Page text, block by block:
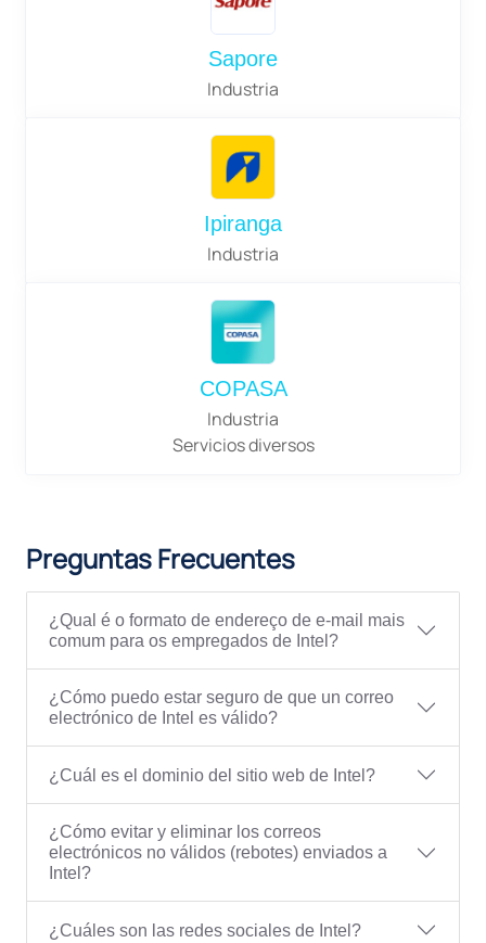
Sapore
Industria
Ipiranga
Industria
COPASA
Industria
Servicios diversos
Preguntas Frecuentes
¿Qual é o formato de endereço de e-mail mais
comum para os empregados de Intel?
¿Cómo puedo estar seguro de que un correo
electrónico de Intel es válido?
¿Cuál es el dominio del sitio web de Intel?
¿Cómo evitar y eliminar los correos
electrónicos no válidos (rebotes) enviados a
Intel?
¿Cuáles son las redes sociales de Intel?